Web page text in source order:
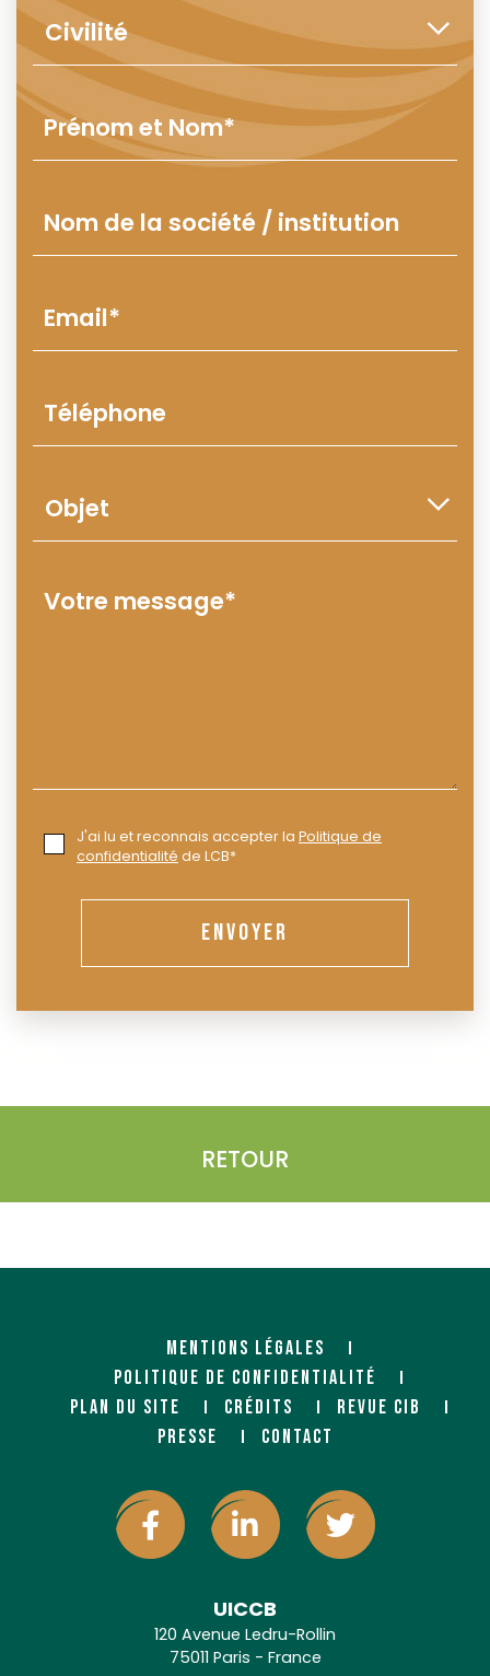
J'ai lu et reconnais accepter la Politique de
confidentialité de LCB*
ENVOYER
RETOUR
MENTIONS LÉGALES
POLITIQUE DE CONFIDENTIALITÉ
PLAN DU SITE
CRÉDITS
REVUE CIB
PRESSE
CONTACT
UICCB
120 Avenue Ledru-Rollin
75011 Paris - France